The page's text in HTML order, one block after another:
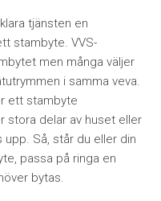
tjänsten en
stambyte. VVS-
men många väljer
i samma veva.
ett stambyte
stora delar av huset eller
Så, står du eller din
passa på ringa en
bytas.